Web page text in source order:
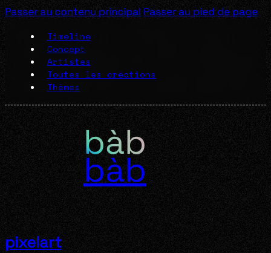
Passer au contenu principal Passer au pied de page
Timeline
Concept
Artistes
Toutes les créations
Thèmes
bàb
pixelart